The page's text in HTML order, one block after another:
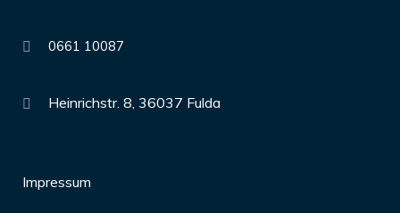
0661 10087
Heinrichstr. 8, 36037 Fulda
Impressum